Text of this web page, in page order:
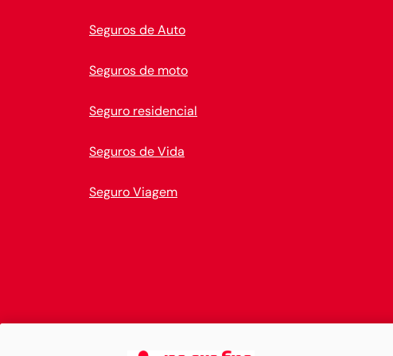
Seguros de Auto
Seguros de moto
Seguro residencial
Seguros de Vida
Seguro Viagem